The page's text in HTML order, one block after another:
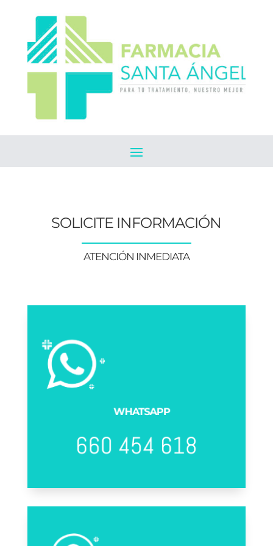
SOLICITE INFORMACIÓN
ATENCIÓN INMEDIATA
WHATSAPP
660 454 618
Estaremos encantados de solucionar todas sus dudas,